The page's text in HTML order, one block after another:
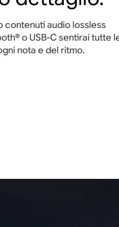
contenuti audio lossless
o USB-C sentirai tutte
nota e del ritmo.